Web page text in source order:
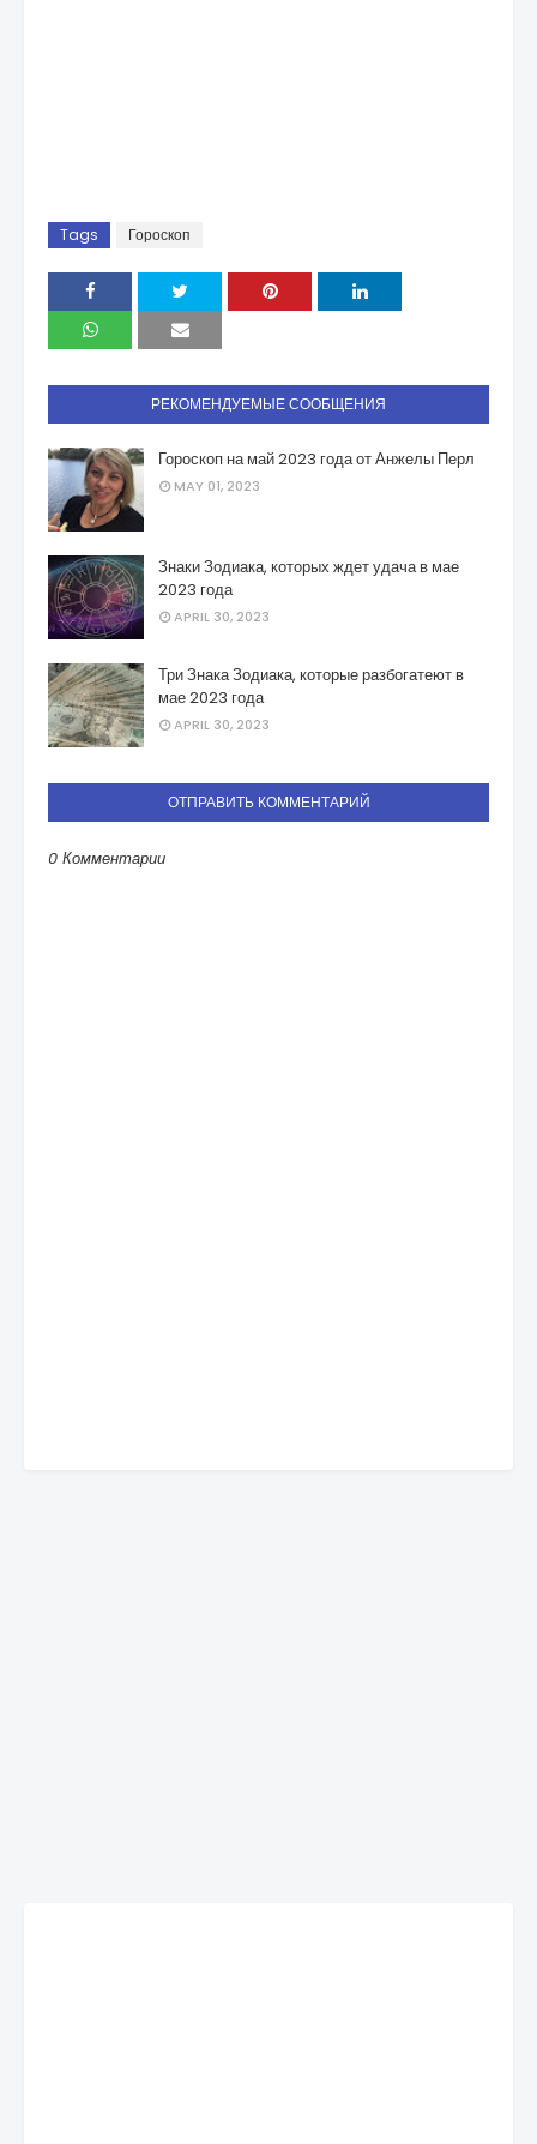
Tags Гороскоп
РЕКОМЕНДУЕМЫЕ СООБЩЕНИЯ
Гороскоп на май 2023 года от Анжелы Перл
MAY 01, 2023
Знаки Зодиака, которых ждет удача в мае
2023 года
APRIL 30, 2023
Три Знака Зодиака, которые разбогатеют в
мае 2023 года
APRIL 30, 2023
ОТПРАВИТЬ КОММЕНТАРИЙ
0 Комментарии